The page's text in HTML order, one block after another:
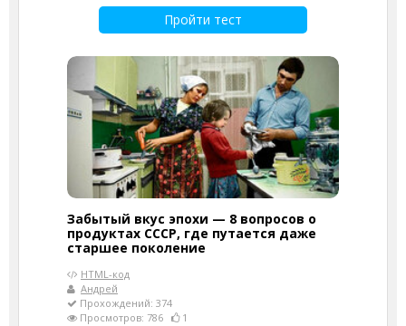
Пройти тест
Забытый вкус эпохи — 8 вопросов о
продуктах СССР, где путается даже
старшее поколение
HTML-код
Андрей
Прохождений: 374
Просмотров: 786
1